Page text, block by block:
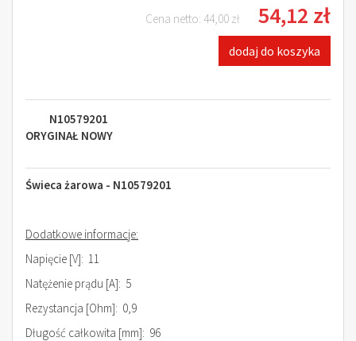
Cena netto: 44,00 zł 54,12 zł
dodaj do koszyka
N10579201
ORYGINAŁ NOWY
Świeca żarowa - N10579201
Dodatkowe informacje:
Napięcie [V]: 11
Natężenie prądu [A]: 5
Rezystancja [Ohm]: 0,9
Długość całkowita [mm]: 96